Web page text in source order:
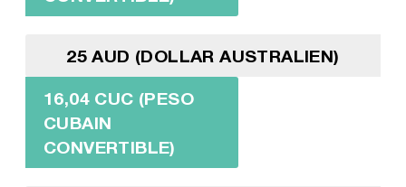
25 AUD (DOLLAR AUSTRALIEN)
16,04 CUC (PESO
CUBAIN
CONVERTIBLE)